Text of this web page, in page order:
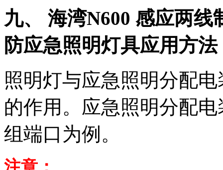
九、 海湾N600 感应两
防应急照明灯具应用方法
照明灯与应急照明分配
的作用。应急照明分配
组端口为例。